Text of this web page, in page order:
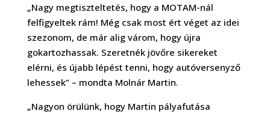
„Nagy megtiszteltetés, hogy a MOTAM-nál
felfigyeltek rám! Még csak most ért véget az idei
szezonom, de már alig várom, hogy újra
gokartozhassak. Szeretnék jövőre sikereket
elérni, és újabb lépést tenni, hogy autóversenyző
lehessek” – mondta Molnár Martin.
„Nagyon örülünk, hogy Martin pályafutása